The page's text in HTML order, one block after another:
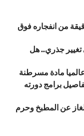
كويكب قبل 20 دقيقة من انفجاره فوق
تغيير جذري.. هل
مادة مسرطنة
يكشف تفاصيل برامج دورته
عن المطبخ وحرم